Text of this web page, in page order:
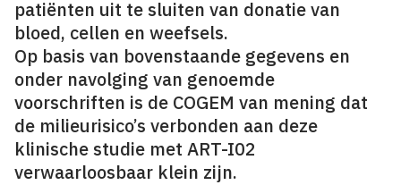
patiënten uit te sluiten van donatie van
bloed, cellen en weefsels.
Op basis van bovenstaande gegevens en
onder navolging van genoemde
voorschriften is de COGEM van mening dat
de milieurisico’s verbonden aan deze
klinische studie met ART-I02
verwaarloosbaar klein zijn.